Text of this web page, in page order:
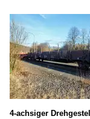
4-achsiger